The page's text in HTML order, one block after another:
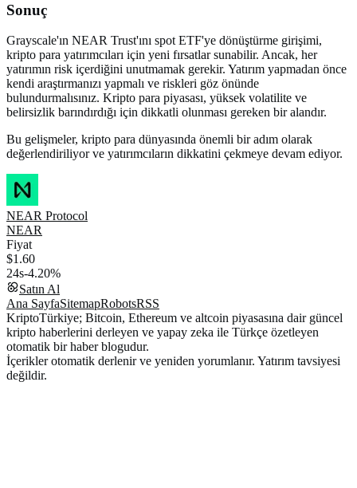
Sonuç
Grayscale'ın NEAR Trust'ını spot ETF'ye dönüştürme girişimi,
kripto para yatırımcıları için yeni fırsatlar sunabilir. Ancak, her
yatırımın risk içerdiğini unutmamak gerekir. Yatırım yapmadan önce
kendi araştırmanızı yapmalı ve riskleri göz önünde
bulundurmalısınız. Kripto para piyasası, yüksek volatilite ve
belirsizlik barındırdığı için dikkatli olunması gereken bir alandır.
Bu gelişmeler, kripto para dünyasında önemli bir adım olarak
değerlendiriliyor ve yatırımcıların dikkatini çekmeye devam ediyor.
NEAR Protocol
NEAR
Fiyat
$1.60
24s-4.20%
Satın Al
Ana SayfaSitemapRobotsRSS
KriptoTürkiye; Bitcoin, Ethereum ve altcoin piyasasına dair güncel
kripto haberlerini derleyen ve yapay zeka ile Türkçe özetleyen
otomatik bir haber blogudur.
İçerikler otomatik derlenir ve yeniden yorumlanır. Yatırım tavsiyesi
değildir.